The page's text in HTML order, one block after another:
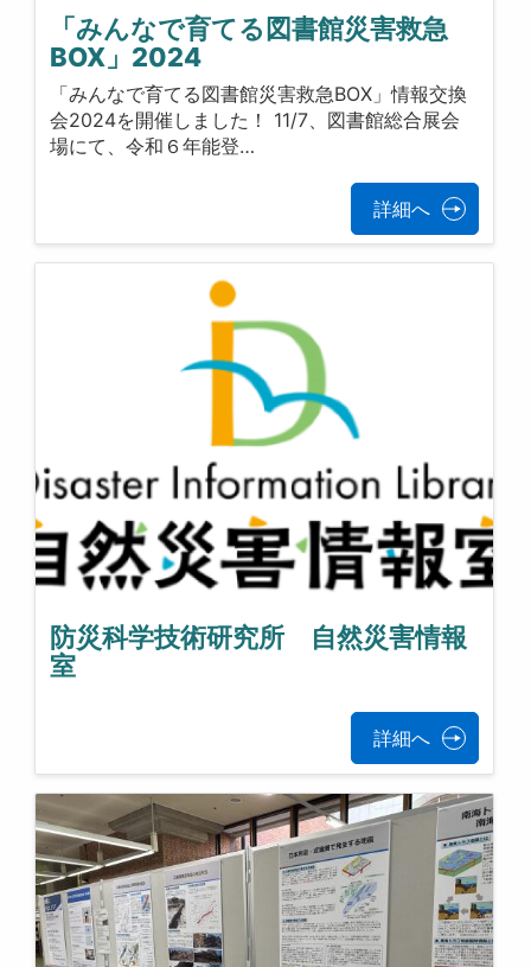
「みんなで育てる図書館災害救急
BOX」2024
「みんなで育てる図書館災害救急BOX」情報交換
会2024を開催しました！ 11/7、図書館総合展会
場にて、令和６年能登…
詳細へ
防災科学技術研究所 自然災害情報
室
詳細へ